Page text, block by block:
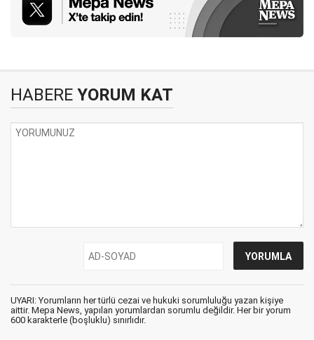
HABERE YORUM KAT
UYARI: Yorumların her türlü cezai ve hukuki sorumluluğu yazan kişiye
aittir. Mepa News, yapılan yorumlardan sorumlu değildir. Her bir yorum
600 karakterle (boşluklu) sınırlıdır.